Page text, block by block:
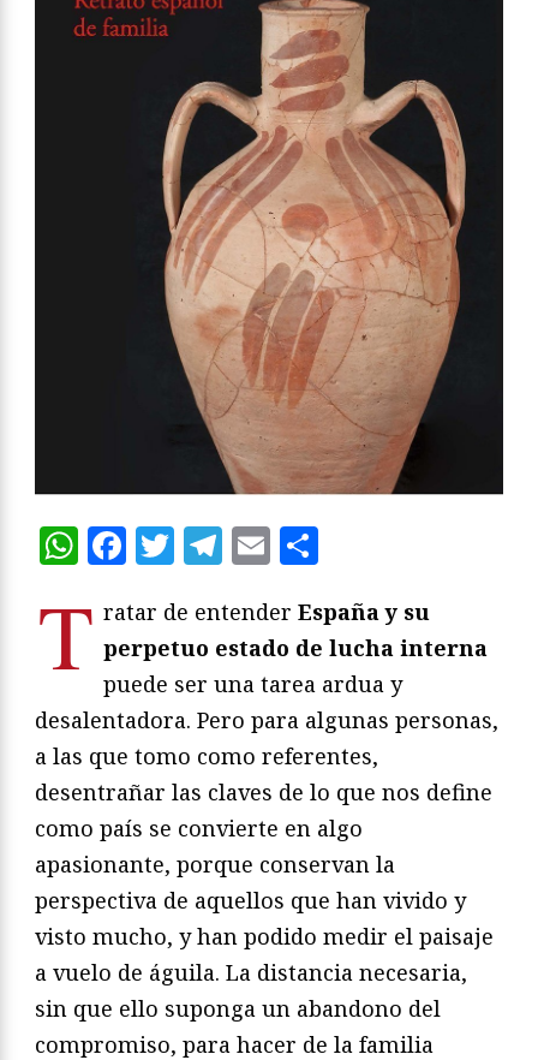
WhatsApp
Facebook
Twitter
Telegram
Email
T ratar de entender España y su
perpetuo estado de lucha interna
puede ser una tarea ardua y
desalentadora. Pero para algunas personas,
a las que tomo como referentes,
desentrañar las claves de lo que nos define
como país se convierte en algo
apasionante, porque conservan la
perspectiva de aquellos que han vivido y
visto mucho, y han podido medir el paisaje
a vuelo de águila. La distancia necesaria,
sin que ello suponga un abandono del
compromiso, para hacer de la familia